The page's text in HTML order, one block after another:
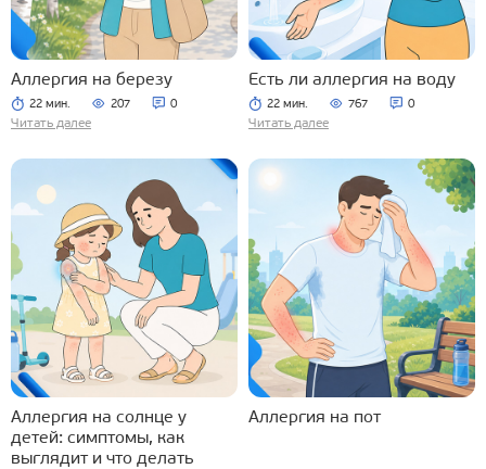
Аллергия на березу
22 мин. 207 0
Читать далее
Есть ли аллергия на воду
22 мин. 767 0
Читать далее
Аллергия на солнце у
детей: симптомы, как
выглядит и что делать
Аллергия на пот